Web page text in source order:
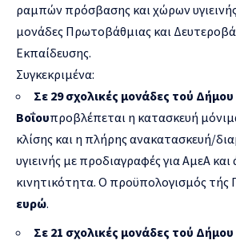
ραμπών πρόσβασης και χώρων υγιεινής
μονάδες Πρωτοβάθμιας και
Εκπαίδευσης.
Συγκεκριμένα:
Σε 29 σχολικές μονάδες τού Δήμου
Βοΐουπροβλέπεται η κατασκευή
κλίσης και η πλήρης ανακατασκευή/
υγιεινής με προδιαγραφές για ΑμεΑ
κινητικότητα. Ο προϋπολογισμός τής
ευρώ.
Σε 21 σχολικές μονάδες τού Δήμου